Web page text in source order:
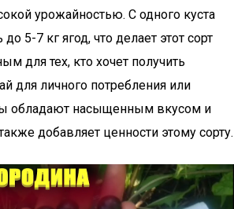
урожайностью. С одного куста
5-7 кг ягод, что делает этот сорт
для тех, кто хочет получить
для личного потребления или
обладают насыщенным вкусом и
добавляет ценности этому сорту.